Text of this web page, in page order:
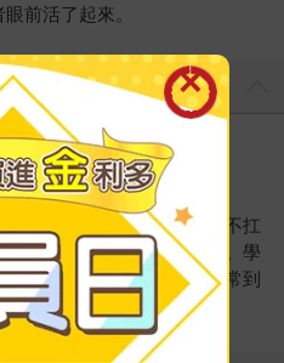
前活了起來。
迷，經他苦苦哀求，不得不扛
新知都能享受新譯的版本。學
心翻譯和創作童書，也經常到
講或上課。